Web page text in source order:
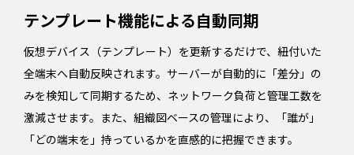
テンプレート機能による自動同期
仮想デバイス（テンプレート）を更新するだけで、紐付いた
全端末へ自動反映されます。サーバーが自動的に「差分」の
みを検知して同期するため、ネットワーク負荷と管理工数を
激減させます。また、組織図ベースの管理により、「誰が」
「どの端末を」持っているかを直感的に把握できます。